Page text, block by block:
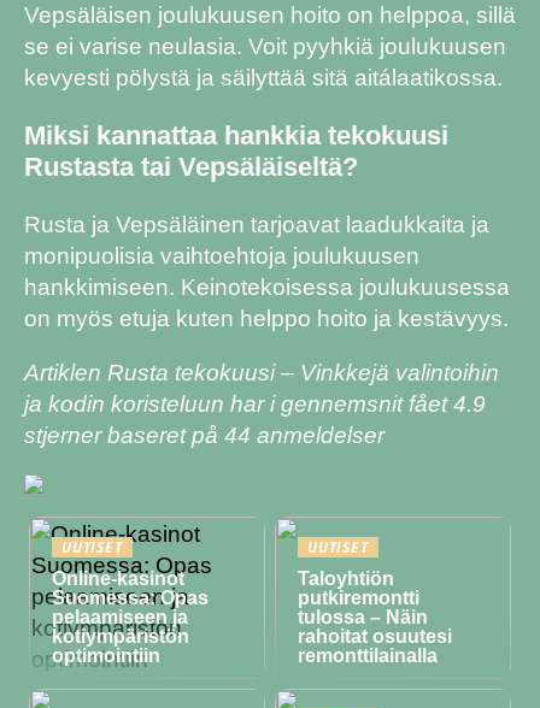
Vepsäläisen joulukuusen hoito on helppoa, sillä
se ei varise neulasia. Voit pyyhkiä joulukuusen
kevyesti pölystä ja säilyttää sitä aitálaatikossa.
Miksi kannattaa hankkia tekokuusi
Rustasta tai Vepsäläiseltä?
Rusta ja Vepsäläinen tarjoavat laadukkaita ja
monipuolisia vaihtoehtoja joulukuusen
hankkimiseen. Keinotekoisessa joulukuusessa
on myös etuja kuten helppo hoito ja kestävyys.
Artiklen Rusta tekokuusi – Vinkkejä valintoihin
ja kodin koristeluun har i gennemsnit fået4.9
stjerner baseret på 44 anmeldelser
UUTISET
Online-kasinot
Suomessa: Opas
pelaamiseen ja
kotiympäristön
optimointiin
UUTISET
Taloyhtiön
putkiremontti
tulossa – Näin
rahoitat osuutesi
remonttilainalla